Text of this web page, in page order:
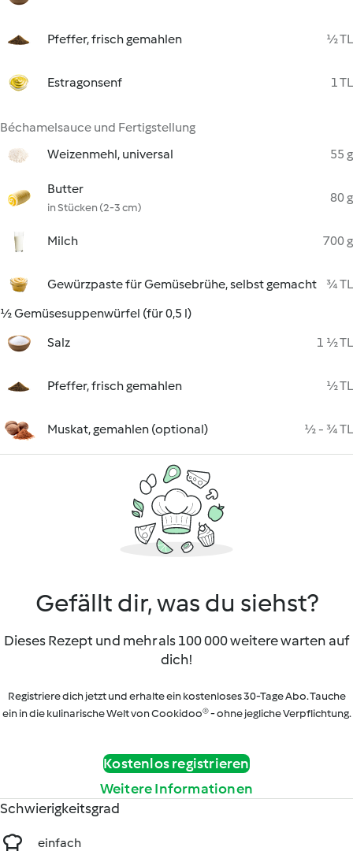
Pfeffer, frisch gemahlen ½ TL
Estragonsenf 1 TL
Béchamelsauce und Fertigstellung
Weizenmehl, universal
55 g
Butter
in Stücken (2-3 cm)
80 g
Milch 700 g
Gewürzpaste für Gemüsebrühe, selbst gemacht
¾ TL
½ Gemüsesuppenwürfel (für 0,5 l)
Salz
1 ½ TL
Pfeffer, frisch gemahlen ½ TL
Muskat, gemahlen (optional) ½ - ¾ TL
Gefällt dir, was du siehst?
Dieses Rezept und mehr als 100 000 weitere warten auf
dich!
Registriere dich jetzt und erhalte ein kostenloses 30-Tage Abo. Tauche
ein in die kulinarische Welt von Cookidoo® - ohne jegliche Verpflichtung.
Kostenlos registrieren
Weitere Informationen
Schwierigkeitsgrad
einfach